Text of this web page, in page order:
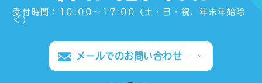
受付時間：10:00〜17:00（土・日・祝、年末年始除
く）
メールでのお問い合わせ